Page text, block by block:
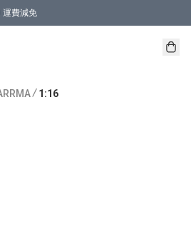
運費減免
USB充電器
/ 1:16